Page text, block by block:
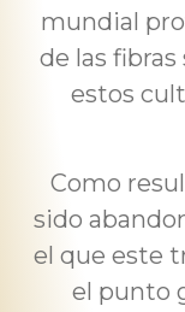
mundial
de las
estos
Como
sido
el que este
el punto